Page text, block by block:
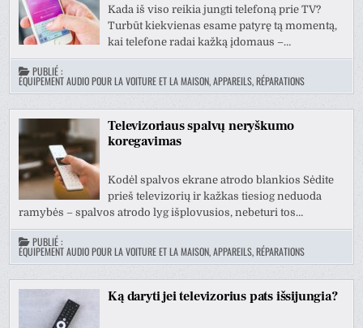
Kada iš viso reikia jungti telefoną prie TV?
Turbūt kiekvienas esame patyrę tą momentą,
kai telefone radai kažką įdomaus –…
PUBLIÉ :
ÉQUIPEMENT AUDIO POUR LA VOITURE ET LA MAISON, APPAREILS, RÉPARATIONS
Televizoriaus spalvų neryškumo
koregavimas
Kodėl spalvos ekrane atrodo blankios Sėdite
prieš televizorių ir kažkas tiesiog neduoda
ramybės – spalvos atrodo lyg išplovusios, nebeturi tos…
PUBLIÉ :
ÉQUIPEMENT AUDIO POUR LA VOITURE ET LA MAISON, APPAREILS, RÉPARATIONS
Ką daryti jei televizorius pats išsijungia?